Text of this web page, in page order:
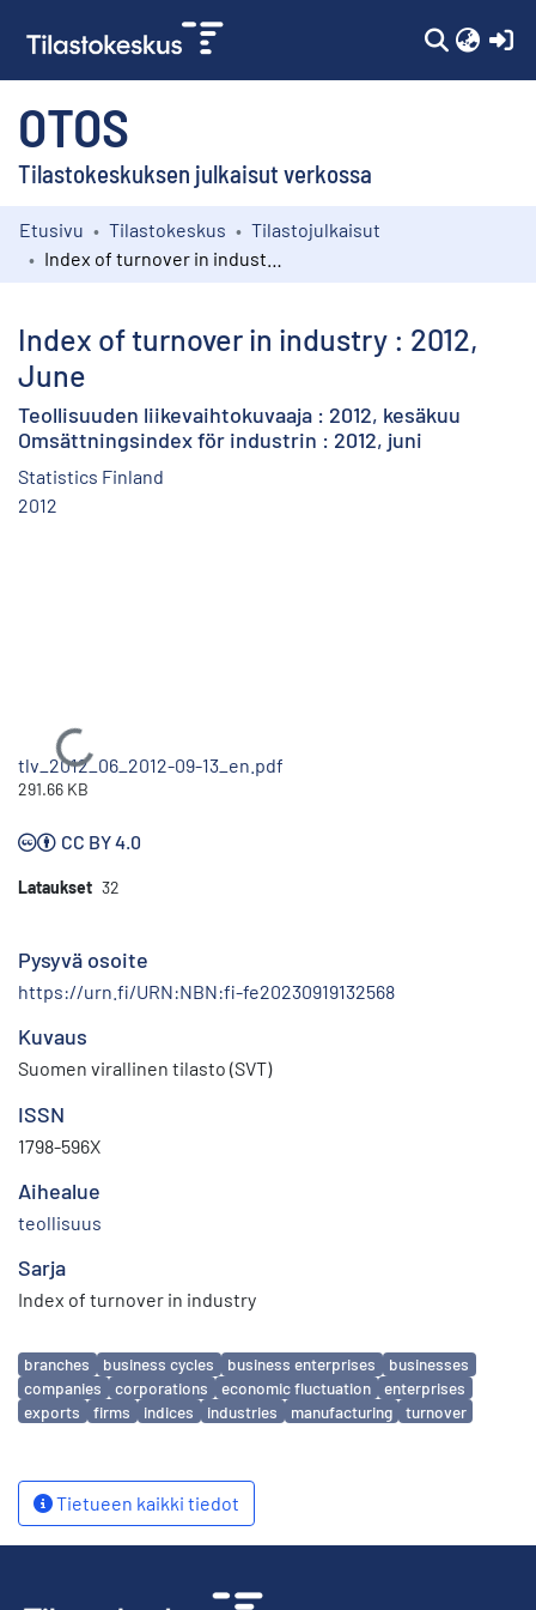
OTOS
Tilastokeskuksen julkaisut verkossa
Kokoelmat
Etusivu Tilastokeskus
Tilastojulkaisut
Index of turnover in industry : 2012,
June
Teollisuuden liikevaihtokuvaaja : 2012, kesäkuu
Omsättningsindex för industrin : 2012, juni
Statistics Finland
2012
Ladataan...
tlv_2012_06_2012-09-13_en.pdf
291.66 KB
CC BY 4.0
Lataukset 32
Pysyvä osoite
https://urn.fi/URN:NBN:fi-fe20230919132568
Kuvaus
Suomen virallinen tilasto (SVT)
ISSN
1798-596X
Aihealue
teollisuus
Sarja
Index of turnover in industry
Avainsanat
branches business cycles business enterprises
businesses
companies
corporations economic fluctuation
enterprises
exports
firms indices industries manufacturing turnover
Tietueen kaikki tiedot